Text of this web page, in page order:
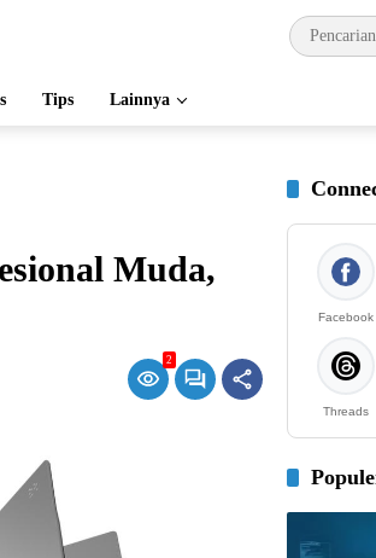
Tips Lainnya
Muda,
2
Facebook
Threads